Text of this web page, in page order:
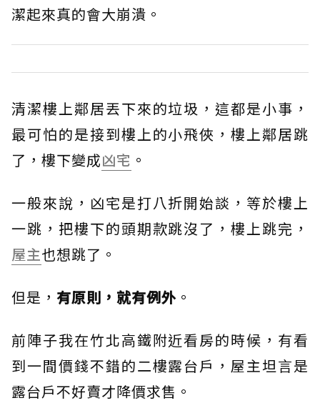
潔起來真的會大崩潰。
清潔樓上鄰居丟下來的垃圾，這都是小事，
最可怕的是接到樓上的小飛俠，樓上鄰居跳
了，樓下變成凶宅 。
一般來說，凶宅是打八折開始談，等於樓上
一跳，把樓下的頭期款跳沒了，樓上跳完，
屋主也想跳了。
但是， 有原則，就有例外 。
前陣子我在竹北高鐵附近看房的時候，有看
到一間價錢不錯的二樓露台戶，屋主坦言是
露台戶不好賣才降價求售。